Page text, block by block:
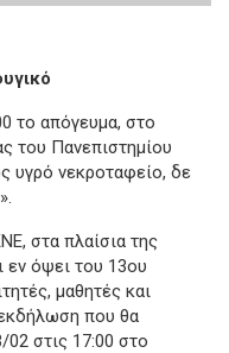
το απόγευμα, στο
του Πανεπιστημίου
υγρό νεκροταφείο, δε
στα πλαίσια της
εν όψει του 13ου
μαθητές και
που θα
στις 17:00 στο